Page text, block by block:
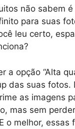
não sabem
para suas
leu certo,
a opção “Alta
das suas fotos.
as imagens
mas sem
o melhor, essas